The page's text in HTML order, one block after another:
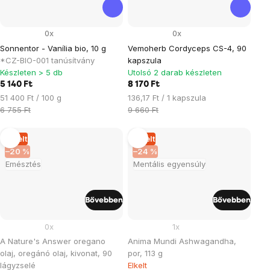
Sonnentor - Vanília bio, 10 g
*CZ-BIO-001 tanúsítvány
0x
Készleten > 5 db
5 140 Ft
Egységár:
51 400 Ft / 100 g
6 755 Ft
Vemoherb Cordyceps CS-4, 90
kapszula
0x
Utolsó 2 darab készleten
8 170 Ft
Egységár:
136,17 Ft / 1 kapszula
9 660 Ft
Emésztés
Elkelt
–20 %
A Nature's Answer oregano
olaj, oregánó olaj, kivonat, 90
lágyzselé
0x
Bővebben
Mentális egyensúly
Elkelt
–24 %
Anima Mundi Ashwagandha,
por, 113 g
1x
Elkelt
Bővebben